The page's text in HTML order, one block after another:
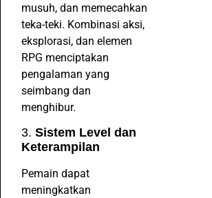
musuh, dan memecahkan
teka-teki. Kombinasi aksi,
eksplorasi, dan elemen
RPG menciptakan
pengalaman yang
seimbang dan
menghibur.
3. Sistem Level dan
Keterampilan
Pemain dapat
meningkatkan